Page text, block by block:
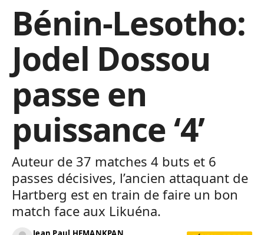
Bénin-Lesotho:
Jodel Dossou
passe en
puissance ‘4’
Auteur de 37 matches 4 buts et 6
passes décisives, l’ancien attaquant de
Hartberg est en train de faire un bon
match face aux Likuéna.